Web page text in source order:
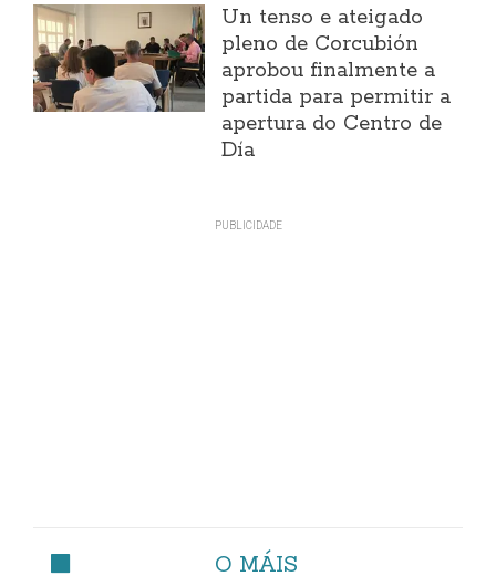
Un tenso e ateigado
pleno de Corcubión
aprobou finalmente a
partida para permitir a
apertura do Centro de
Día
O MÁIS